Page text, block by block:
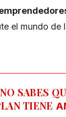
el mundo de
SABES
TIENE